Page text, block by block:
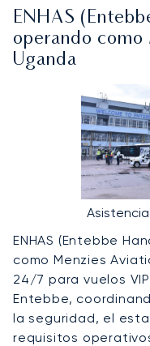
ENHAS
operando
Uganda
ENHAS (Entebbe
como Menzies
24/7 para vuelos
Entebbe,
la seguridad, el
requisitos